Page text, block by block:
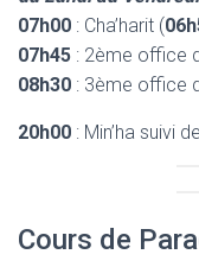
07h00 : Cha’harit (
07h45 : 2ème office
08h30 : 3ème office
20h00 : Min’ha suivi
Cours de